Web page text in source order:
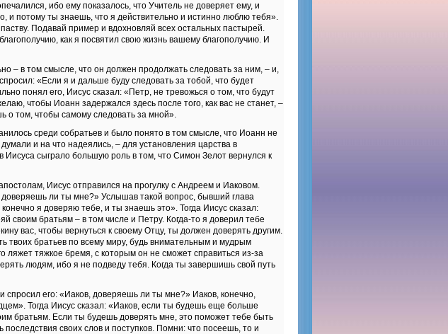
ибо ему показалось, что Учитель не доверяет ему, и
и потому ты знаешь, что я действительно и истинно люблю тебя».
Подавай пример и вдохновляй всех остальных пастырей.
как я посвятил свою жизнь вашему благополучию. И
– в том смысле, что он должен продолжать следовать за ним, – и,
«Если я и дальше буду следовать за тобой, что будет
понял его, Иисус сказал: «Петр, не тревожься о том, что будут
чтобы Иоанн задержался здесь после того, как вас не станет, –
о том, чтобы самому следовать за мной».
среди собратьев и было понято в том смысле, что Иоанн не
и на что надеялись, – для установления царства в
Иисуса сыграло большую роль в том, что Симон Зелот вернулся к
Иисус отправился на прогулку с Андреем и Иаковом.
ли ты мне?» Услышав такой вопрос, бывший глава
я доверяю тебе, и ты знаешь это». Тогда Иисус сказал:
своим братьям – в том числе и Петру. Когда-то я доверил тебе
вас, чтобы вернуться к своему Отцу, ты должен доверять другим.
твоих братьев по всему миру, будь внимательным и мудрым
ляжет тяжкое бремя, с которым он не сможет справиться из-за
людям, ибо я не подведу тебя. Когда ты завершишь свой путь
спросил его: «Иаков, доверяешь ли ты мне?» Иаков, конечно,
Тогда Иисус сказал: «Иаков, если ты будешь еще больше
братьям. Если ты будешь доверять мне, это поможет тебе быть
своих слов и поступков. Помни: что посеешь, то и